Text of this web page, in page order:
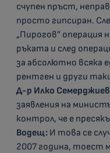
счупен пръст,
просто гипсиран.
„Пирогов” операция
ръката и след
за абсолютно всяка
рентген и други
Д-р Илко
заявления на
контрол, че е
Водещ: И това се
2007 година, тоест